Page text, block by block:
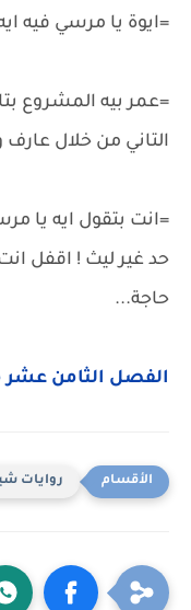
=ايوة يا مرسي فيه
=عمر بيه المشروع
التاني من خلال
=انت بتقول ايه يا
حد غير ليث ! اقفل
حاجة...
الفصل الثامن عشر
روايات